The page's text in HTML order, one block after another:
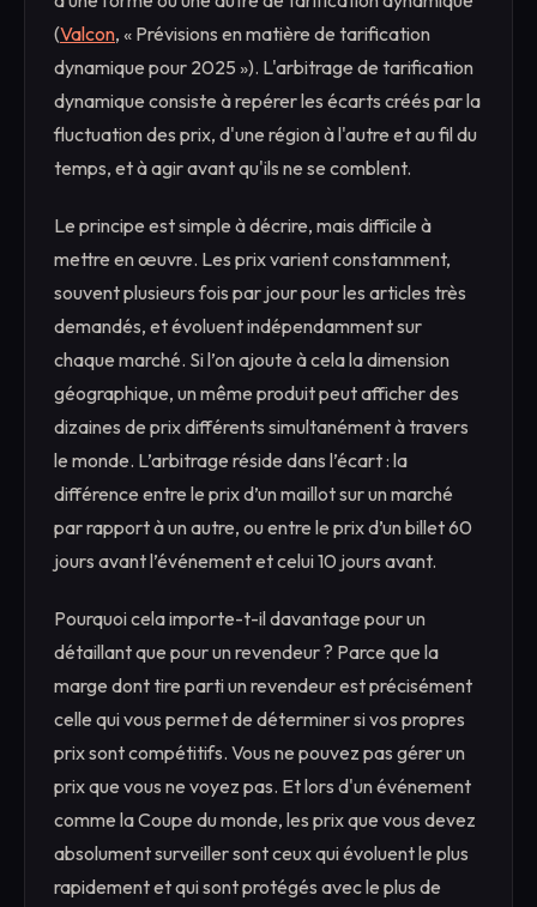
(Valcon, « Prévisions en matière de tarification
dynamique pour 2025 »). L'arbitrage de tarification
dynamique consiste à repérer les écarts créés par la
fluctuation des prix, d'une région à l'autre et au fil du
temps, et à agir avant qu'ils ne se comblent.
Le principe est simple à décrire, mais difficile à
mettre en œuvre. Les prix varient constamment,
souvent plusieurs fois par jour pour les articles très
demandés, et évoluent indépendamment sur
chaque marché. Si l’on ajoute à cela la dimension
géographique, un même produit peut afficher des
dizaines de prix différents simultanément à travers
le monde. L’arbitrage réside dans l’écart : la
différence entre le prix d’un maillot sur un marché
par rapport à un autre, ou entre le prix d’un billet 60
jours avant l’événement et celui 10 jours avant.
Pourquoi cela importe-t-il davantage pour un
détaillant que pour un revendeur ? Parce que la
marge dont tire parti un revendeur est précisément
celle qui vous permet de déterminer si vos propres
prix sont compétitifs. Vous ne pouvez pas gérer un
prix que vous ne voyez pas. Et lors d'un événement
comme la Coupe du monde, les prix que vous devez
absolument surveiller sont ceux qui évoluent le plus
rapidement et qui sont protégés avec le plus de